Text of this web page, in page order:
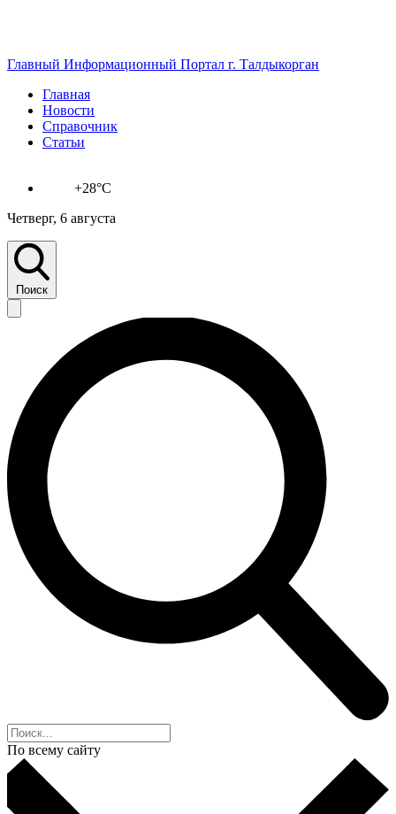
Главный Информационный Портал г. Талдыкорган
Главная
Новости
Справочник
Статьи
+28°C
Четверг, 6 августа
Поиск
По всему сайту